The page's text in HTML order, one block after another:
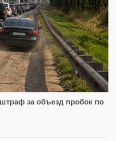
за объезд пробок по